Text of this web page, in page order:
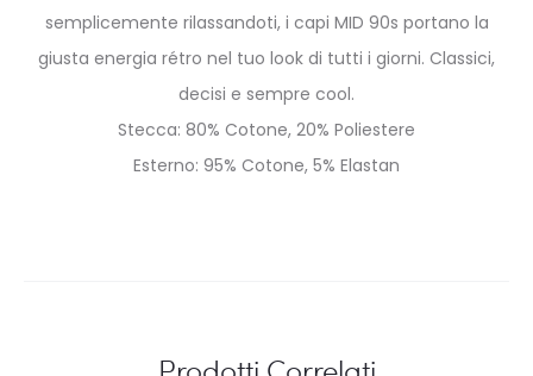
semplicemente rilassandoti, i capi MID 90s portano la
giusta energia rétro nel tuo look di tutti i giorni. Classici,
decisi e sempre cool.
Stecca: 80% Cotone, 20% Poliestere
Esterno: 95% Cotone, 5% Elastan